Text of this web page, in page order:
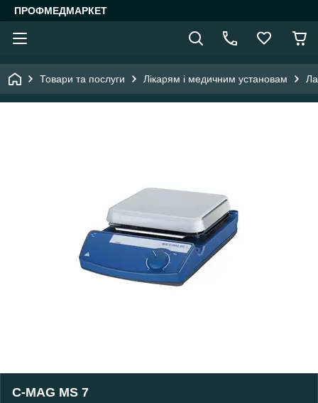
ПРОФМЕДМАРКЕТ
Товари та послуги Лікарям і медичним установам
C-MAG MS 7